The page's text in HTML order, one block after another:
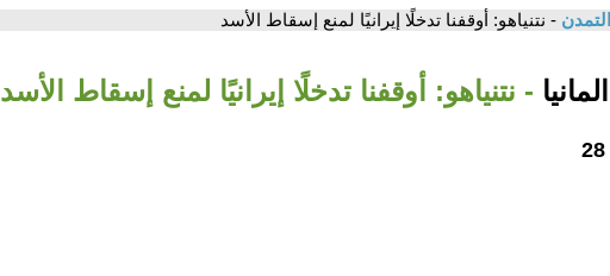
- نتنياهو: أوقفنا تدخلًا إيرانيًا لمنع إسقاط الأسد
- نتنياهو: أوقفنا تدخلًا إيرانيًا لمنع إسقاط الأسد